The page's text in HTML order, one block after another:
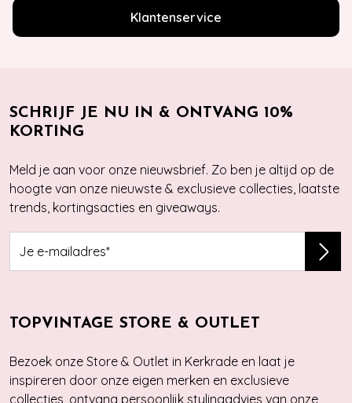
Klantenservice
SCHRIJF JE NU IN & ONTVANG 10%
KORTING
Meld je aan voor onze nieuwsbrief. Zo ben je altijd op de
hoogte van onze nieuwste & exclusieve collecties, laatste
trends, kortingsacties en giveaways.
TOPVINTAGE STORE & OUTLET
Bezoek onze Store & Outlet in Kerkrade en laat je
inspireren door onze eigen merken en exclusieve
collecties, ontvang persoonlijk stylingadvies van onze